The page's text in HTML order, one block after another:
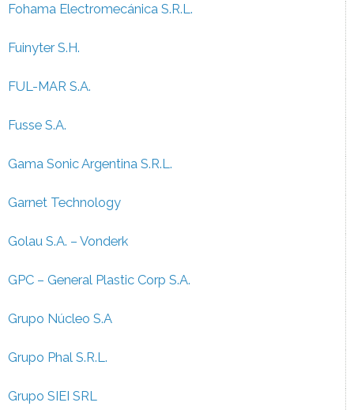
Fohama Electromecánica S.R.L.
Fuinyter S.H.
FUL-MAR S.A.
Fusse S.A.
Gama Sonic Argentina S.R.L.
Garnet Technology
Golau S.A. – Vonderk
GPC – General Plastic Corp S.A.
Grupo Núcleo S.A
Grupo Phal S.R.L.
Grupo SIEI SRL